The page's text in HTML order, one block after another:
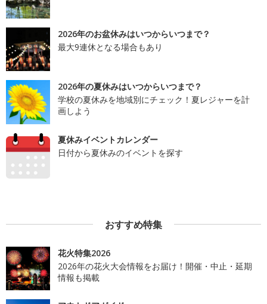
2026年のお盆休みはいつからいつまで？
最大9連休となる場合もあり
2026年の夏休みはいつからいつまで？
学校の夏休みを地域別にチェック！夏レジャーを計
画しよう
夏休みイベントカレンダー
日付から夏休みのイベントを探す
おすすめ特集
花火特集2026
2026年の花火大会情報をお届け！開催・中止・延期
情報も掲載